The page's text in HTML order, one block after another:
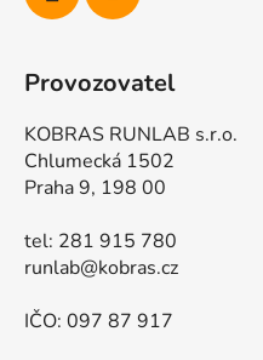
Provozovatel
KOBRAS RUNLAB s.r.o.
Chlumecká 1502
Praha 9, 198 00
tel: 281 915 780
runlab@kobras.cz
IČO: 097 87 917